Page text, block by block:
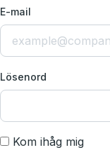
E-mail
Lösenord
Kom ihåg mig